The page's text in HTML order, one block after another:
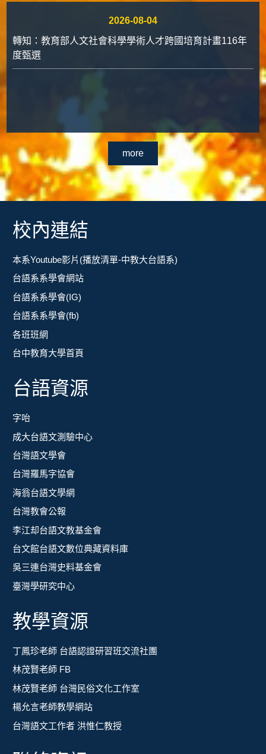
2026-08-04
轉知：教育部人文社會科學學術人才跨國培育計畫116年
度甄選
more
校內連結
本系Youtube影片(播放清單-中教大台語系)
台語系系學會網站
台語系系學會(IG)
台語系系學會(fb)
各班班網
台中教育大學首頁
台語資源
字咍
成大台語文測驗中心
台灣語文學會
台灣羅馬字協會
海翁台語文學網
台灣教會公報
李江却台語文教基金會
台文館台語文數位典藏資料庫
吳三連台灣史料基金會
臺灣學研究中心
教學資源
丁鳳珍老師 台語認證研習班交流社團
林茂賢老師 FB
林茂賢老師 台灣民俗文化工作室
楊允言老師教學網站
台灣語文工作者 洪惟仁教授